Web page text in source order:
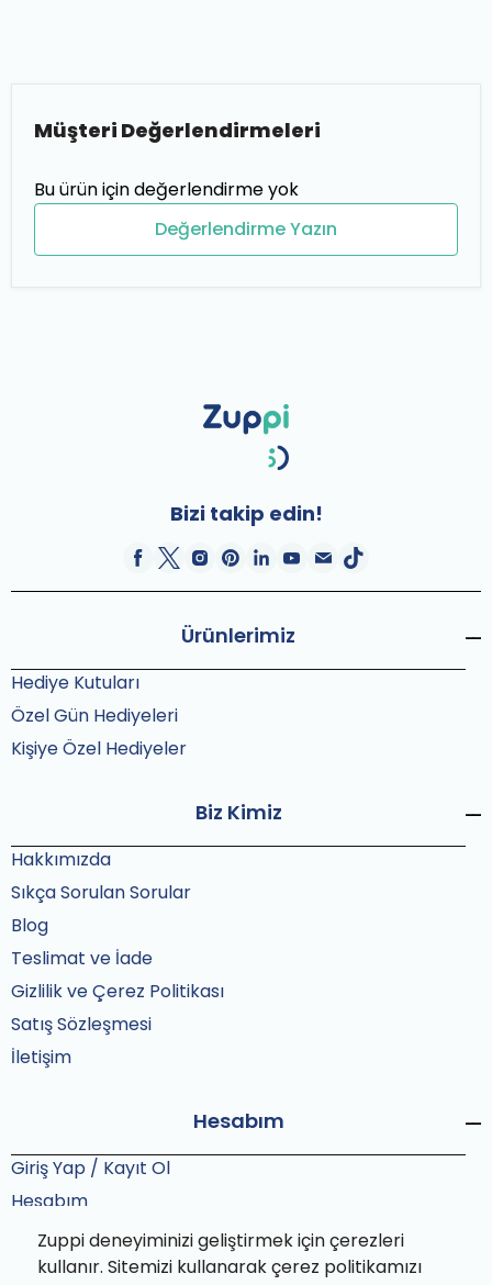
Zuppi deneyiminizi geliştirmek için çerezleri
kullanır. Sitemizi kullanarak çerez politikamızı
Müşteri Değerlendirmeleri
Bu ürün için değerlendirme yok
Değerlendirme Yazın
Bizi takip edin!
Ürünlerimiz
Hediye Kutuları
Özel Gün Hediyeleri
Kişiye Özel Hediyeler
Biz Kimiz
Hakkımızda
Sıkça Sorulan Sorular
Blog
Teslimat ve İade
Gizlilik ve Çerez Politikası
Satış Sözleşmesi
İletişim
Hesabım
Giriş Yap / Kayıt Ol
Hesabım
Siparişlerim
Sipariş Takip